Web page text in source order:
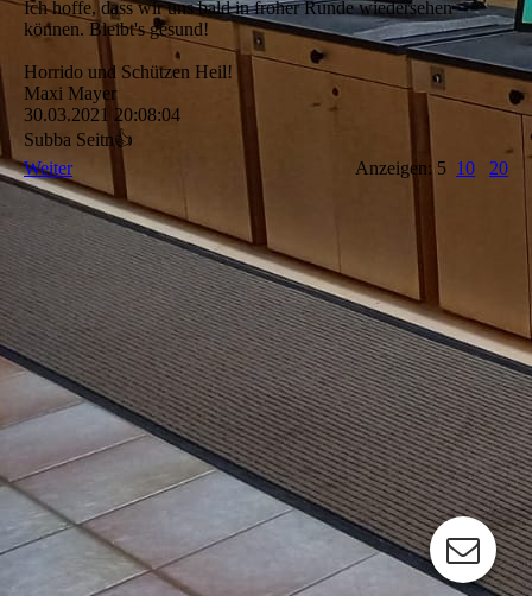
Ich hoffe, dass wir uns bald in froher Runde wiedersehen
können. Bleibt's gesund!
Horrido und Schützen Heil!
Maxi Mayer
30.03.2021 20:08:04
Subba Seitn👍
Weiter
Anzeigen: 5 10 20